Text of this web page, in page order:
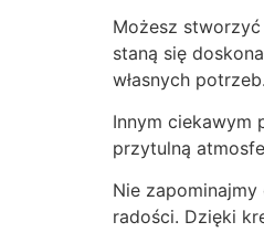
Możesz
staną się
własnych potrzeb.
Innym ciekawym
przytulną
Nie
radości. Dzięki